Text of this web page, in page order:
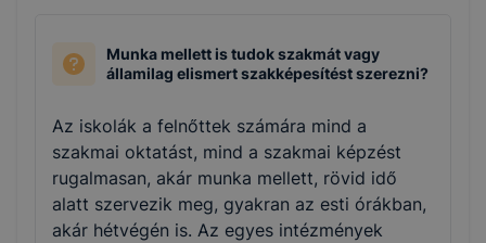
Munka mellett is tudok szakmát vagy
államilag elismert szakképesítést szerezni?
Az iskolák a felnőttek számára mind a
szakmai oktatást, mind a szakmai képzést
rugalmasan, akár munka mellett, rövid idő
alatt szervezik meg, gyakran az esti órákban,
akár hétvégén is. Az egyes intézmények